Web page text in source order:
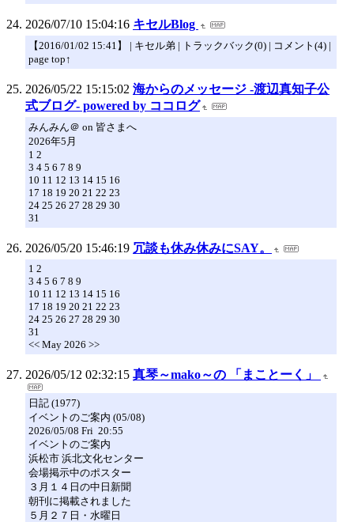
2026/07/10 15:04:16 キセルBlog
【2016/01/02 15:41】 | キセル弟 | トラックバック(0) | コメント(4) |
page top↑
2026/05/22 15:15:02 海からのメッセージ -渡辺真知子公
式ブログ- powered by ココログ
みんみん＠ on 皆さまへ
2026年5月
1 2
3 4 5 6 7 8 9
10 11 12 13 14 15 16
17 18 19 20 21 22 23
24 25 26 27 28 29 30
31
2026/05/20 15:46:19 冗談も休み休みにSAY。
1 2
3 4 5 6 7 8 9
10 11 12 13 14 15 16
17 18 19 20 21 22 23
24 25 26 27 28 29 30
31
<< May 2026 >>
2026/05/12 02:32:15 真琴～mako～の 「まことーく」
日記 (1977)
イベントのご案内 (05/08)
2026/05/08 Fri 20:55
イベントのご案内
浜松市 浜北文化センター
会場掲示中のポスター
３月１４日の中日新聞
朝刊に掲載されました
５月２７日・水曜日